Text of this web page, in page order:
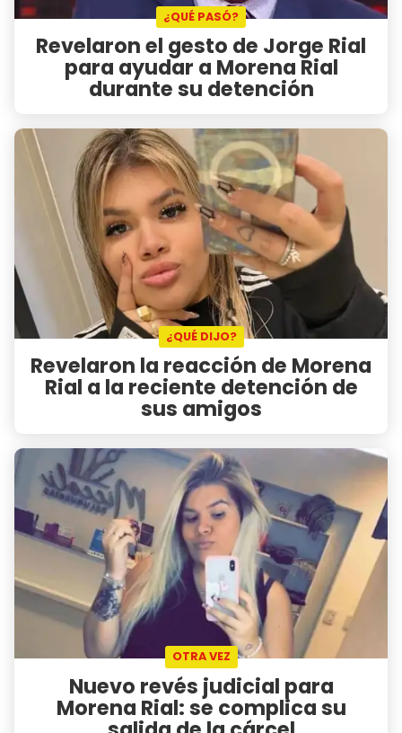
¿QUÉ PASÓ?
Revelaron el gesto de Jorge Rial
para ayudar a Morena Rial
durante su detención
¿QUÉ DIJO?
Revelaron la reacción de Morena
Rial a la reciente detención de
sus amigos
OTRA VEZ
Nuevo revés judicial para
Morena Rial: se complica su